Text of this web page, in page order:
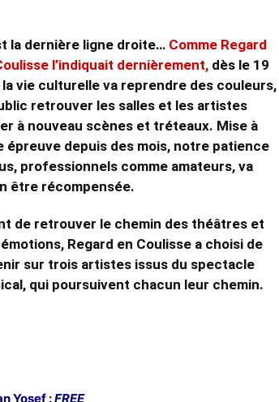
la dernière ligne droite… Comme Regard
l’indiquait dernièrement, dès le 19
la vie culturelle va reprendre des couleurs,
retrouver les salles et les artistes
à nouveau scènes et tréteaux. Mise à
épreuve depuis des mois, notre patience
professionnels comme amateurs, va
être récompensée.
de retrouver le chemin des théâtres et
Regard en Coulisse a choisi de
sur trois artistes issus du spectacle
qui poursuivent chacun leur chemin.
Yosef :FREE